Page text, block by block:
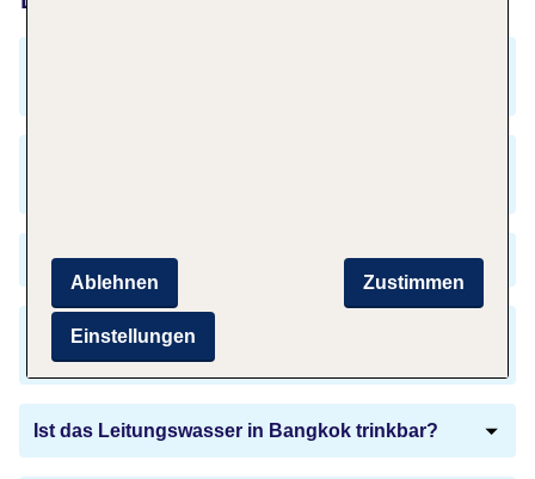
Sind Impfungen für Bangkok empfohlen?
Welche kulinarischen Highlights gibt es in
Bangkok?
Ist das Leitungswasser in Bangkok trinkbar?
Zustimmen
Ablehnen
Einstellungen